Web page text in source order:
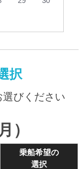
択
選びください
）
乗船希望の
選択